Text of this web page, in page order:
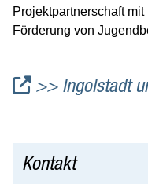
Kinder & Jugend
Kunst & Kultur
Service
Projektpartnerschaft
Förderung von
>> Ingolstadt
Kontakt